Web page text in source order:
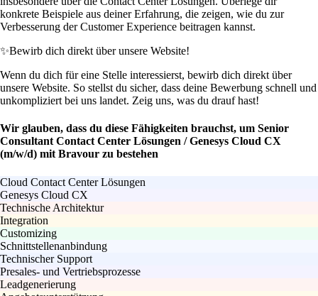
konkrete Beispiele aus deiner Erfahrung, die zeigen, wie du zur
Verbesserung der Customer Experience beitragen kannst.
✨Bewirb dich direkt über unsere Website!
Wenn du dich für eine Stelle interessierst, bewirb dich direkt über
unsere Website. So stellst du sicher, dass deine Bewerbung schnell und
unkompliziert bei uns landet. Zeig uns, was du drauf hast!
Wir glauben, dass du diese Fähigkeiten brauchst, um Senior
Consultant Contact Center Lösungen / Genesys Cloud CX
(m/w/d) mit Bravour zu bestehen
Cloud Contact Center Lösungen
Genesys Cloud CX
Technische Architektur
Integration
Customizing
Schnittstellenanbindung
Technischer Support
Presales- und Vertriebsprozesse
Leadgenerierung